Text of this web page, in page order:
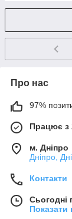
Про нас
97%
Працює з
м. Дніпро
Дніпро,
Контакти
Сьогодні
Показати